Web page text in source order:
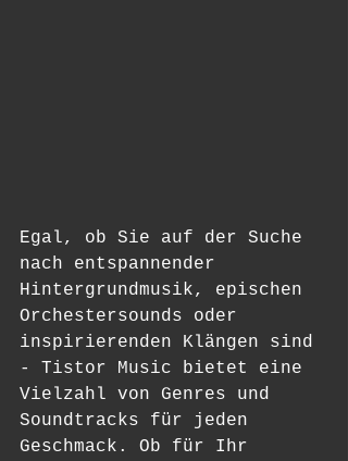
Egal, ob Sie auf der Suche
nach entspannender
Hintergrundmusik, epischen
Orchestersounds oder
inspirierenden Klängen sind
- Tistor Music bietet eine
Vielzahl von Genres und
Soundtracks für jeden
Geschmack. Ob für Ihr